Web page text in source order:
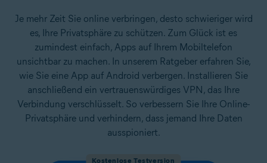
Je mehr Zeit Sie online verbringen, desto schwieriger wird
es, Ihre Privatsphäre zu schützen. Zum Glück ist es
zumindest einfach, Apps auf Ihrem Mobiltelefon
unsichtbar zu machen. In unserem Ratgeber erfahren Sie,
wie Sie eine App auf Android verbergen. Installieren Sie
anschließend ein vertrauenswürdiges VPN, das Ihre
Verbindung verschlüsselt. So verbessern Sie Ihre Online-
Privatsphäre und verhindern, dass jemand Ihre Daten
ausspioniert.
Kostenlose Testversion